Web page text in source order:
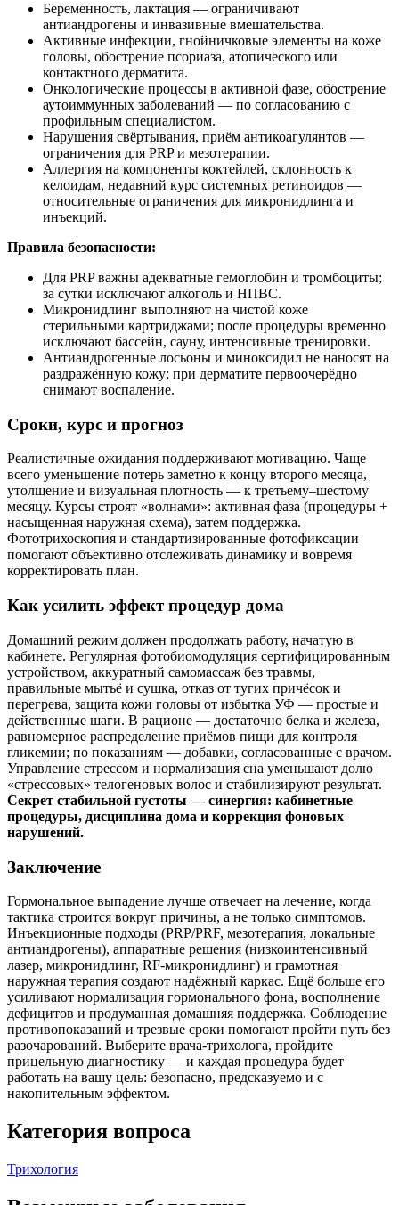
Беременность, лактация — ограничивают
антиандрогены и инвазивные вмешательства.
Активные инфекции, гнойничковые элементы на коже
головы, обострение псориаза, атопического или
контактного дерматита.
Онкологические процессы в активной фазе, обострение
аутоиммунных заболеваний — по согласованию с
профильным специалистом.
Нарушения свёртывания, приём антикоагулянтов —
ограничения для PRP и мезотерапии.
Аллергия на компоненты коктейлей, склонность к
келоидам, недавний курс системных ретиноидов —
относительные ограничения для микронидлинга и
инъекций.
Правила безопасности:
Для PRP важны адекватные гемоглобин и тромбоциты;
за сутки исключают алкоголь и НПВС.
Микронидлинг выполняют на чистой коже
стерильными картриджами; после процедуры временно
исключают бассейн, сауну, интенсивные тренировки.
Антиандрогенные лосьоны и миноксидил не наносят на
раздражённую кожу; при дерматите первоочерёдно
снимают воспаление.
Сроки, курс и прогноз
Реалистичные ожидания поддерживают мотивацию. Чаще
всего уменьшение потерь заметно к концу второго месяца,
утолщение и визуальная плотность — к третьему–шестому
месяцу. Курсы строят «волнами»: активная фаза (процедуры +
насыщенная наружная схема), затем поддержка.
Фототрихоскопия и стандартизированные фотофиксации
помогают объективно отслеживать динамику и вовремя
корректировать план.
Как усилить эффект процедур дома
Домашний режим должен продолжать работу, начатую в
кабинете. Регулярная фотобиомодуляция сертифицированным
устройством, аккуратный самомассаж без травмы,
правильные мытьё и сушка, отказ от тугих причёсок и
перегрева, защита кожи головы от избытка УФ — простые и
действенные шаги. В рационе — достаточно белка и железа,
равномерное распределение приёмов пищи для контроля
гликемии; по показаниям — добавки, согласованные с врачом.
Управление стрессом и нормализация сна уменьшают долю
«стрессовых» телогеновых волос и стабилизируют результат.
Секрет стабильной густоты — синергия: кабинетные
процедуры, дисциплина дома и коррекция фоновых
нарушений.
Заключение
Гормональное выпадение лучше отвечает на лечение, когда
тактика строится вокруг причины, а не только симптомов.
Инъекционные подходы (PRP/PRF, мезотерапия, локальные
антиандрогены), аппаратные решения (низкоинтенсивный
лазер, микронидлинг, RF‑микронидлинг) и грамотная
наружная терапия создают надёжный каркас. Ещё больше его
усиливают нормализация гормонального фона, восполнение
дефицитов и продуманная домашняя поддержка. Соблюдение
противопоказаний и трезвые сроки помогают пройти путь без
разочарований. Выберите врача‑трихолога, пройдите
прицельную диагностику — и каждая процедура будет
работать на вашу цель: безопасно, предсказуемо и с
накопительным эффектом.
Категория вопроса
Трихология